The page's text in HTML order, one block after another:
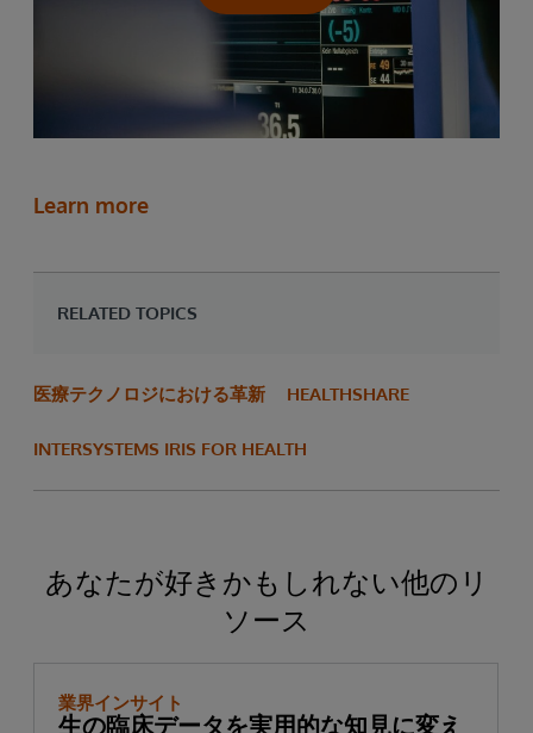
Learn more
RELATED TOPICS
医療テクノロジにおける革新 HEALTHSHARE
INTERSYSTEMS IRIS FOR HEALTH
あなたが好きかもしれない他のリ
ソース
業界インサイト
生の臨床データを実用的な知見に変え